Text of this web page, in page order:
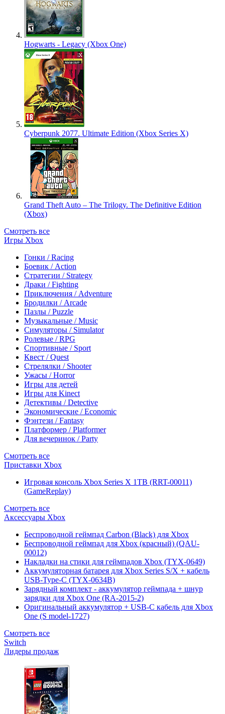
Hogwarts - Legacy (Xbox One)
Cyberpunk 2077. Ultimate Edition (Xbox Series X)
Grand Theft Auto – The Trilogy. The Definitive Edition
(Xbox)
Смотреть все
Игры Xbox
Гонки / Racing
Боевик / Action
Стратегии / Strategy
Драки / Fighting
Приключения / Adventure
Бродилки / Arcade
Пазлы / Puzzle
Музыкальные / Music
Симуляторы / Simulator
Ролевые / RPG
Спортивные / Sport
Квест / Quest
Стрелялки / Shooter
Ужасы / Horror
Игры для детей
Игры для Kinect
Детективы / Detective
Экономические / Economic
Фэнтези / Fantasy
Платформер / Platformer
Для вечеринок / Party
Смотреть все
Приставки Xbox
Игровая консоль Xbox Series X 1TB (RRT-00011)
(GameReplay)
Смотреть все
Аксессуары Xbox
Беспроводной геймпад Carbon (Black) для Xbox
Беспроводной геймпад для Xbox (красный) (QAU-
00012)
Накладки на стики для геймпадов Xbox (TYX-0649)
Аккумуляторная батарея для Xbox Series S/X + кабель
USB-Type-C (TYX-0634B)
Зарядный комплект - аккумулятор геймпада + шнур
зарядки для Xbox One (RA-2015-2)
Оригинальный аккумулятор + USB-C кабель для Xbox
One (S model-1727)
Смотреть все
Switch
Лидеры продаж